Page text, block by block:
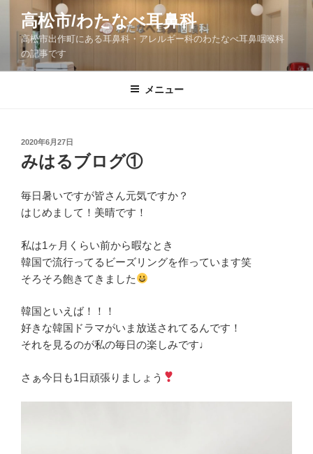
ツ
高松市/わたなべ耳鼻科
高松市出作町にある耳鼻科・アレルギー科のわたなべ耳鼻咽喉科
の記事です
メニュー
投
稿
日:
2020年6月27日
みはるブログ①
毎日暑いですが皆さん元気ですか？
はじめまして！美晴です！
私は1ヶ月くらい前から暇なとき
韓国で流行ってるビーズリングを作っています笑
そろそろ飽きてきました
韓国といえば！！！
好きな韓国ドラマがいま放送されてるんです！
それを見るのが私の毎日の楽しみです♩
さぁ今日も1日頑張りましょう